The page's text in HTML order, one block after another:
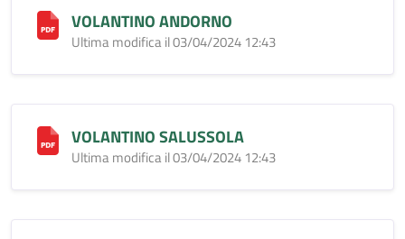
VOLANTINO ANDORNO
Ultima modifica il 03/04/2024 12:43
VOLANTINO SALUSSOLA
Ultima modifica il 03/04/2024 12:43